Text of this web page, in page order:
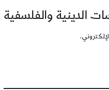
الدينية والفلسفية